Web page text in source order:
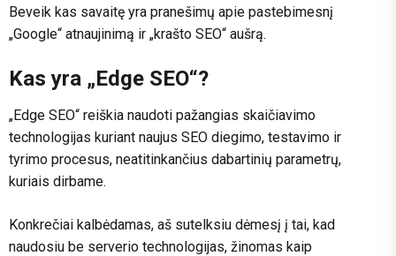
Beveik kas savaitę yra pranešimų apie pastebimesnį
„Google“ atnaujinimą ir „krašto SEO“ aušrą.
Kas yra „Edge SEO“?
„Edge SEO“ reiškia naudoti pažangias skaičiavimo
technologijas kuriant naujus SEO diegimo, testavimo ir
tyrimo procesus, neatitinkančius dabartinių parametrų,
kuriais dirbame.
Konkrečiai kalbėdamas, aš sutelksiu dėmesį į tai, kad
naudosiu be serverio technologijas, žinomas kaip